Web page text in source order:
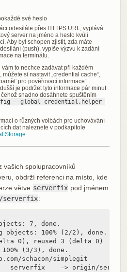
své heslo
odesíláte přes HTTPS URL, vyptává
server na jméno a heslo kvůli
Aby byl schopen zjistit, zda máte
(push), vypíše výzvu k zadání
na terminálu.
vám to nechce zadávat při každém
můžete si nastavit „credential cache“,
pro pověřovací informace“.
je podržet tyto informace pár minut
snadno dosáhnete spuštěním
--global credential.helper
o různých volbách pro uchovávání
dat naleznete v podkapitole
Storage.
vašich spolupracovníků
obdrží referenci na místo, kde
větve serverfix pod jménem
serverfix:
7, done.
objects: 100% (2/2), done.
0), reused 3 (delta 0)
(3/3), done.
schacon/simplegit
serverfix    -> origin/